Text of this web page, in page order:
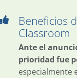
Beneficios
Classroom
Ante el
prioridad fue
especialmente